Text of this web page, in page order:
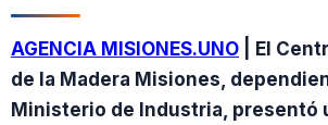
AGENCIA MISIONES.UNO | El
de la Madera Misiones,
Ministerio de Industria, presentó